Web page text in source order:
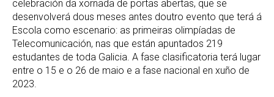
celebración da xornada de portas abertas, que se
desenvolverá dous meses antes doutro evento que terá á
Escola como escenario: as primeiras olimpíadas de
Telecomunicación, nas que están apuntados 219
estudantes de toda Galicia. A fase clasificatoria terá lugar
entre o 15 e o 26 de maio e a fase nacional en xuño de
2023.